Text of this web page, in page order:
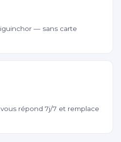
— sans carte
répond 7j/7 et remplace